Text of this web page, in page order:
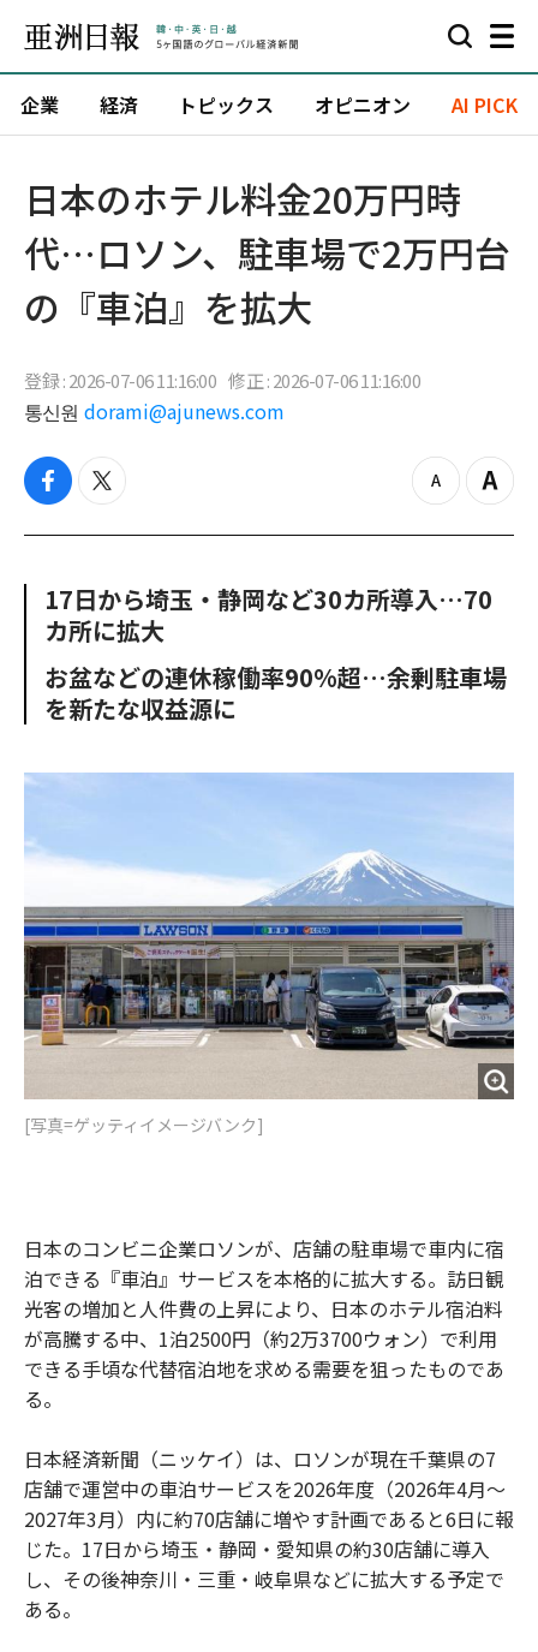
企業 経済 トピックス オピニオン AI PICK
日本のホテル料金20万円時
代…ロソン、駐車場で2万円台
の『車泊』を拡大
登録 : 2026-07-06 11:16:00 修正 : 2026-07-06 11:16:00
통신원 dorami@ajunews.com
f
c
o
o
t
i
e
r
z
o
u
Z
o
n
17日から埼玉・静岡など30カ所導入…70
カ所に拡大
お盆などの連休稼働率90%超…余剰駐車場
を新たな収益源に
[写真=ゲッティイメージバンク]
日本のコンビニ企業ロソンが、店舗の駐車場で車内に宿
泊できる『車泊』サービスを本格的に拡大する。訪日観
光客の増加と人件費の上昇により、日本のホテル宿泊料
が高騰する中、1泊2500円（約2万3700ウォン）で利用
できる手頃な代替宿泊地を求める需要を狙ったものであ
る。
日本経済新聞（ニッケイ）は、ロソンが現在千葉県の7
店舗で運営中の車泊サービスを2026年度（2026年4月～
2027年3月）内に約70店舗に増やす計画であると6日に報
じた。17日から埼玉・静岡・愛知県の約30店舗に導入
し、その後神奈川・三重・岐阜県などに拡大する予定で
ある。